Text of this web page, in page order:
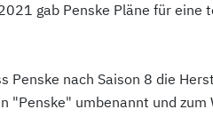
gab Penske Pläne für eine
Penske nach Saison 8 die
"Penske" umbenannt und zum